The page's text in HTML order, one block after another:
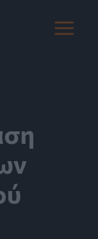
Main